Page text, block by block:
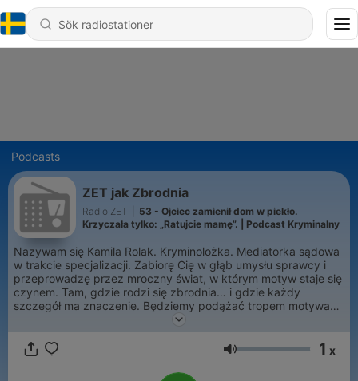
Podcasts
ZET jak Zbrodnia
Radio ZET
53 - Ojciec zamienił dom w piekło.
Krzyczała tylko: „Ratujcie mamę”. | Podcast Kryminalny
Nazywam się Kamila Rolak. Kryminolożka. Mediatorka sądowa
w trakcie specjalizacji. Zabiorę Cię w głąb umysłu sprawcy i
przeprowadzę przez mroczny świat, w którym motyw staje się
czynem. Tam, gdzie rodzi się zbrodnia… i gdzie każdy
szczegół ma znaczenie. Będziemy podążać tropem motywacji,
obnażać mechanizmy i łączyć fakty, których nikt wcześniej nie
zachowań. ZET jak Zbrodnia.
Volym 1 x